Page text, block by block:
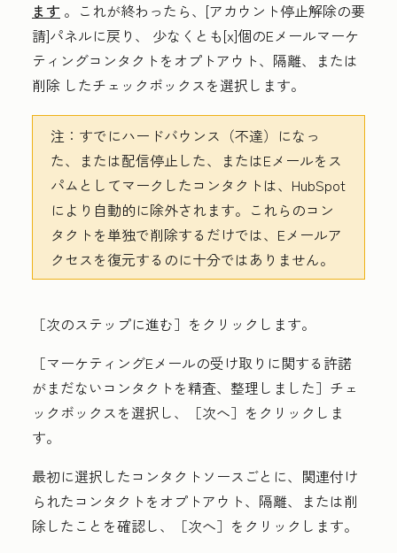
ます 。これが終わったら、[アカウント停止解除の要
請]パネルに戻り、 少なくとも[x]個のEメールマーケ
ティングコンタクトをオプトアウト、隔離、または
削除 したチェックボックスを選択します。
注： すでにハードバウンス（不達）になっ
た、または配信停止した、またはEメールをス
パムとしてマークしたコンタクトは、HubSpot
により自動的に除外されます。これらのコン
タクトを単独で削除するだけでは、Eメールア
クセスを復元するのに十分ではありません。
［次のステップに進む］ をクリックします。
［マーケティングEメールの受け取りに関する許諾
がまだないコンタクトを精査、整理しました］ チェ
ックボックスを選択し、［次へ］ をクリックしま
す。
最初に選択したコンタクトソースごとに、関連付け
られたコンタクトをオプトアウト、隔離、または削
除したことを確認し、［次へ］ をクリックします。